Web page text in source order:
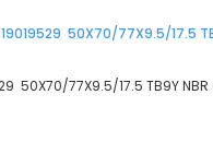
19019529 50X70/77X9.5/17.5